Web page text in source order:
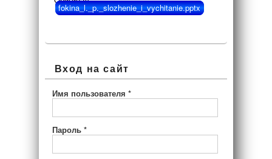
fokina_l._p._slozhenie_i_vychitanie.pptx
Вход на сайт
Имя пользователя *
Пароль *